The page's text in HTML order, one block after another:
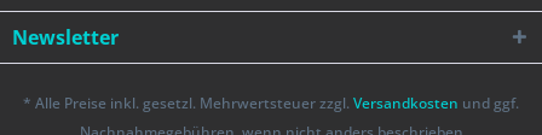
Newsletter
* Alle Preise inkl. gesetzl. Mehrwertsteuer zzgl. Versandkosten und ggf.